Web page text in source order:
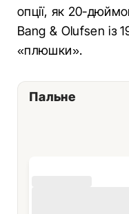
опції, як 20-
Bang & Olufsen із
«плюшки».
Пальне